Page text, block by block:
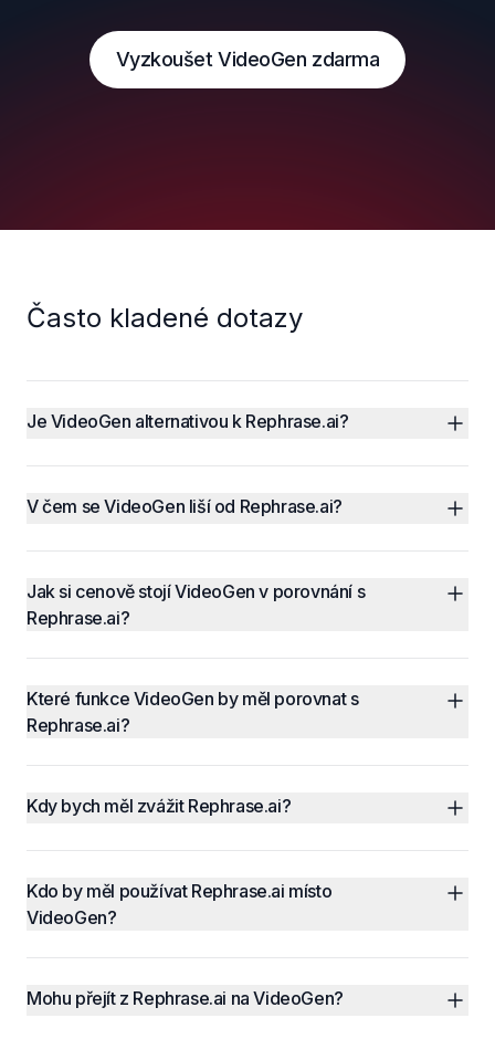
Vyzkoušet VideoGen zdarma
Často kladené dotazy
Je VideoGen alternativou k Rephrase.ai?
V čem se VideoGen liší od Rephrase.ai?
Jak si cenově stojí VideoGen v porovnání s
Rephrase.ai?
Které funkce VideoGen by měl porovnat s
Rephrase.ai?
Kdy bych měl zvážit Rephrase.ai?
Kdo by měl používat Rephrase.ai místo
VideoGen?
Mohu přejít z Rephrase.ai na VideoGen?